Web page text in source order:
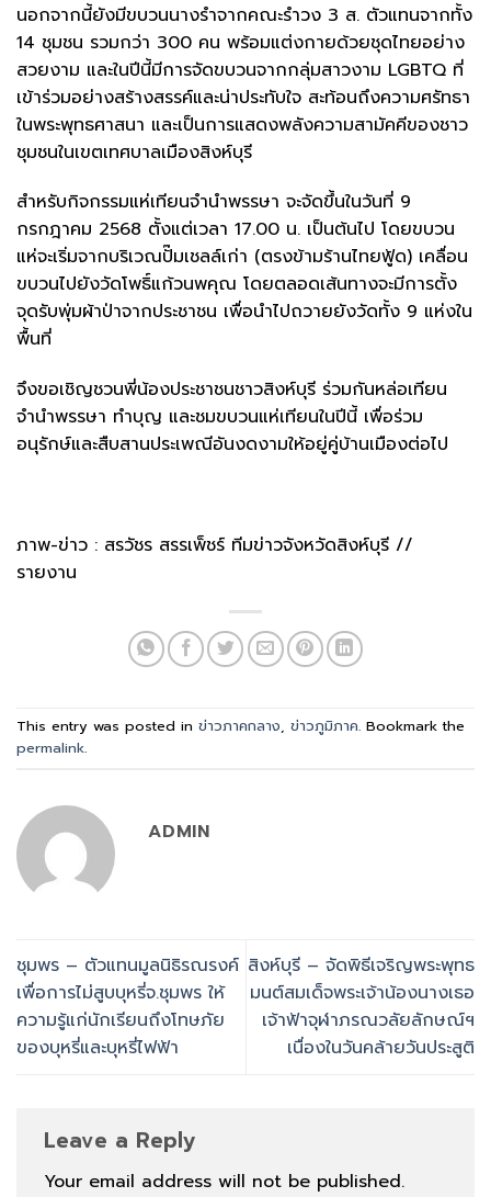
นอกจากนี้ยังมีขบวนนางรำจากคณะรำวง 3 ส. ตัวแทนจากทั้ง
14 ชุมชน รวมกว่า 300 คน พร้อมแต่งกายด้วยชุดไทยอย่าง
สวยงาม และในปีนี้มีการจัดขบวนจากกลุ่มสาวงาม LGBTQ ที่
เข้าร่วมอย่างสร้างสรรค์และน่าประทับใจ สะท้อนถึงความศรัทธา
ในพระพุทธศาสนา และเป็นการแสดงพลังความสามัคคีของชาว
ชุมชนในเขตเทศบาลเมืองสิงห์บุรี
สำหรับกิจกรรมแห่เทียนจำนำพรรษา จะจัดขึ้นในวันที่ 9
กรกฎาคม 2568 ตั้งแต่เวลา 17.00 น. เป็นต้นไป โดยขบวน
แห่จะเริ่มจากบริเวณปั๊มเชลล์เก่า (ตรงข้ามร้านไทยฟู้ด) เคลื่อน
ขบวนไปยังวัดโพธิ์แก้วนพคุณ โดยตลอดเส้นทางจะมีการตั้ง
จุดรับพุ่มผ้าป่าจากประชาชน เพื่อนำไปถวายยังวัดทั้ง 9 แห่งใน
พื้นที่
จึงขอเชิญชวนพี่น้องประชาชนชาวสิงห์บุรี ร่วมกันหล่อเทียน
จำนำพรรษา ทำบุญ และชมขบวนแห่เทียนในปีนี้ เพื่อร่วม
อนุรักษ์และสืบสานประเพณีอันงดงามให้อยู่คู่บ้านเมืองต่อไป
ภาพ-ข่าว : สรวัชร สรรเพ็ชร์ ทีมข่าวจังหวัดสิงห์บุรี //
รายงาน
This entry was posted in ข่าวภาคกลาง, ข่าวภูมิภาค. Bookmark the
permalink.
ADMIN
ชุมพร – ตัวแทนมูลนิธิรณรงค์
เพื่อการไม่สูบบุหรี่จ.ชุมพร ให้
ความรู้แก่นักเรียนถึงโทษภัย
ของบุหรี่และบุหรี่ไฟฟ้า
สิงห์บุรี – จัดพิธีเจริญพระพุทธ
มนต์สมเด็จพระเจ้าน้องนางเธอ
เจ้าฟ้าจุฬาภรณวลัยลักษณ์ฯ
เนื่องในวันคล้ายวันประสูติ
Leave a Reply
Your email address will not be published.